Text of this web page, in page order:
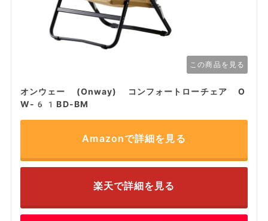
この商品を見る
オンウェー (Onway) コンフォートローチェア O
W-61BD-BM
Amazonで詳細を見る
楽天で詳細を見る